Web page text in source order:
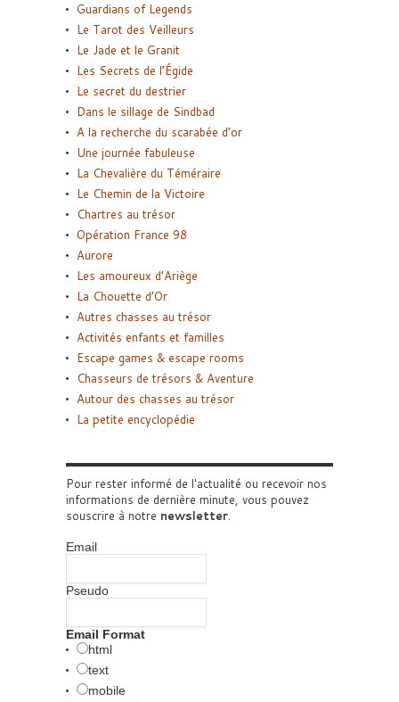
Guardians of Legends
Le Tarot des Veilleurs
Le Jade et le Granit
Les Secrets de l’Égide
Le secret du destrier
Dans le sillage de Sindbad
A la recherche du scarabée d’or
Une journée fabuleuse
La Chevalière du Téméraire
Le Chemin de la Victoire
Chartres au trésor
Opération France 98
Aurore
Les amoureux d’Ariège
La Chouette d’Or
Autres chasses au trésor
Activités enfants et familles
Escape games & escape rooms
Chasseurs de trésors & Aventure
Autour des chasses au trésor
La petite encyclopédie
Pour rester informé de l'actualité ou recevoir nos
informations de dernière minute, vous pouvez
souscrire à notre newsletter.
Email
Pseudo
Email Format
html
text
mobile